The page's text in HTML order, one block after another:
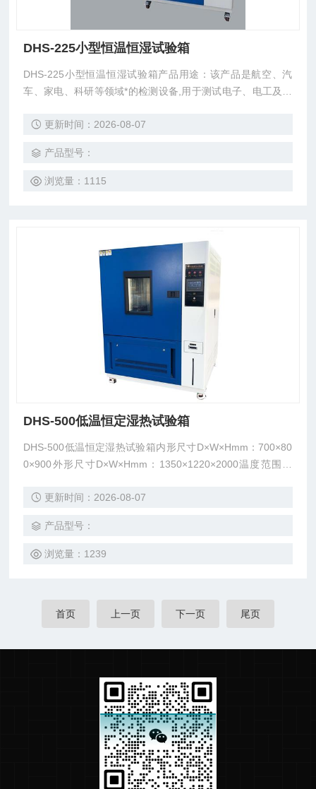
DHS-225小型恒温恒湿试验箱
DHS-225小型恒温恒湿试验箱产品用途：该产品是航空、汽
车、家电、科研等领域*的检测设备,用于测试电子、电工及其
化参数及性能。
更新时间：2026-08-07
产品型号：
浏览量：1115
DHS-500低温恒定湿热试验箱
DHS-500低温恒定湿热试验箱内形尺寸D×W×Hmm：700×80
0×900外形尺寸D×W×Hmm：1350×1220×2000温度范围：
更新时间：2026-08-07
产品型号：
浏览量：1239
首页 上一页 下一页 尾页